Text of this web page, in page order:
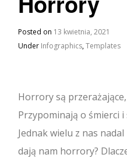
Posted on 13 kwietnia, 2021
Under Infographics,Templates
Horrory są
Przypominają o śmierci
Jednak wielu z nas
dają nam horrory?